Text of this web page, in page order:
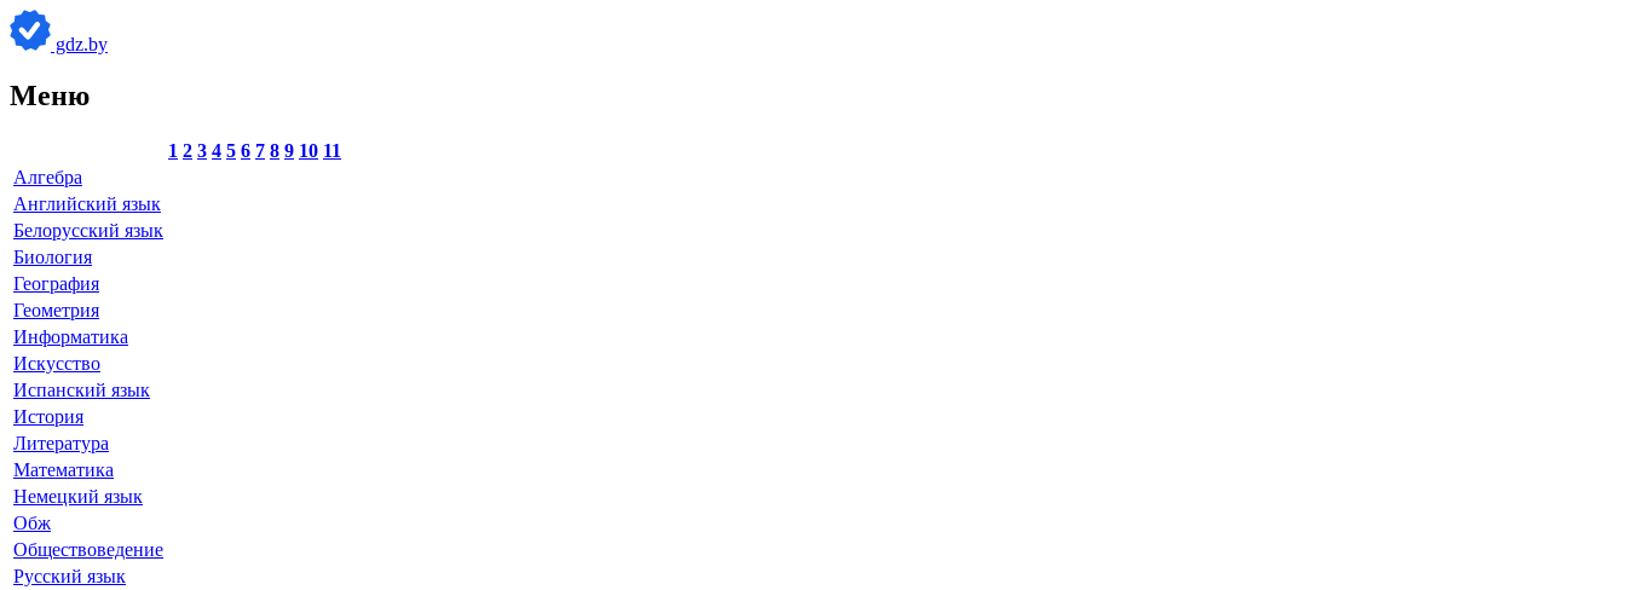
gdz.by
Меню
1 2 3 4 5 6 7 8 9 10 11
Алгебра
Английский язык
Белорусский язык
Биология
География
Геометрия
Информатика
Искусство
Испанский язык
История
Литература
Математика
Немецкий язык
Обж
Обществоведение
Русский язык